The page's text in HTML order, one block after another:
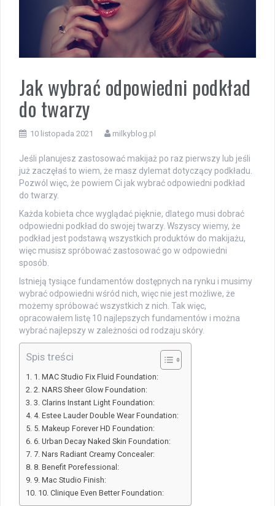
Jak wybrać odpowiedni podkład
do twarzy
10 listopada 2021 milkyblog.pl
Jeśli planujesz zastosować makijaż po raz pierwszy lub jeśli
już zaczęłaś to wiem, że masz dylemat dotyczący podkładu.
Pozwól więc, że powiem Ci jak wybrać odpowiedni podkład
do twarzy.
Każda kobieta chce wyglądać pięknie, dlatego musi dobrać
odpowiedni podkład do swojej twarzy. Wszyscy wiemy, że
podkład jest podstawą wszystkich produktów do makijażu,
więc musisz spróbować zastosować go w odpowiedni
sposób.
Istnieją tysiące fundamentów dostępnych na rynku i musimy
wybrać odpowiedni wśród nich, więc nie jest możliwe, że
możemy spróbować wszystkich z nich. Tak więc,
opracowałem listę 10 najlepszych fundamentów i można
wybrać najlepszy w zależności od rodzaju skóry.
Spis treści
1. MAC Studio Fix Fluid Foundation:
2. NARS Sheer Glow Foundation:
3. Clarins Instant Light Foundation:
4. Estee Lauder Double Wear Foundation:
5. Makeup Forever HD Foundation:
6. Urban Decay Naked Skin Foundation:
7. Nars Radiant Creamy Concealer:
8. Benefit Porefessional:
9. Mac Studio Finish:
10. Clinique Even Better Foundation: